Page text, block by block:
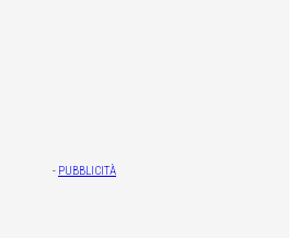
- PUBBLICITÀ